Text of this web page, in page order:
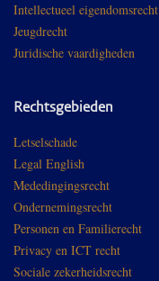
Intellectueel eigendomsrecht
Jeugdrecht
Juridische vaardigheden
Rechtsgebieden
Letselschade
Legal English
Mededingingsrecht
Ondernemingsrecht
Personen en Familierecht
Privacy en ICT recht
Sociale zekerheidsrecht